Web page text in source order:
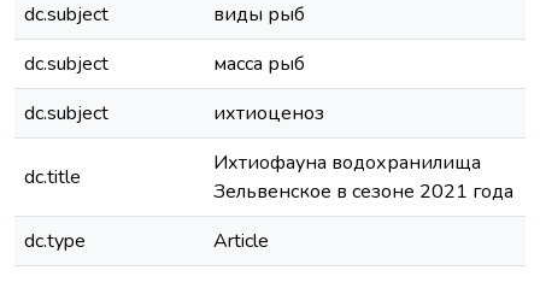
dc.subject
виды рыб
dc.subject
масса рыб
dc.subject
ихтиоценоз
dc.title
Ихтиофауна водохранилища
Зельвенское в сезоне 2021 года
dc.type
Article